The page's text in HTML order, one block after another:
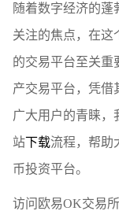
随着数字经济的
关注的焦点，在这
的交易平台至关重
产交易平台，凭借
广大用户的青睐，
站下载流程，帮助
币投资平台。
访问欧易OK交易